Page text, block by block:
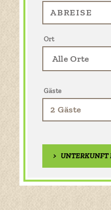
Ort
Gäste
> UNTERKUNFT